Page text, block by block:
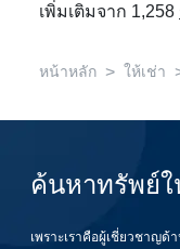
เพิ่มเติมจาก 1,258
หน้าหลัก > ให้เช่า
ค้นหาทรัพย์ใ
เพราะเราคือผู้เชี่ยวชาญ